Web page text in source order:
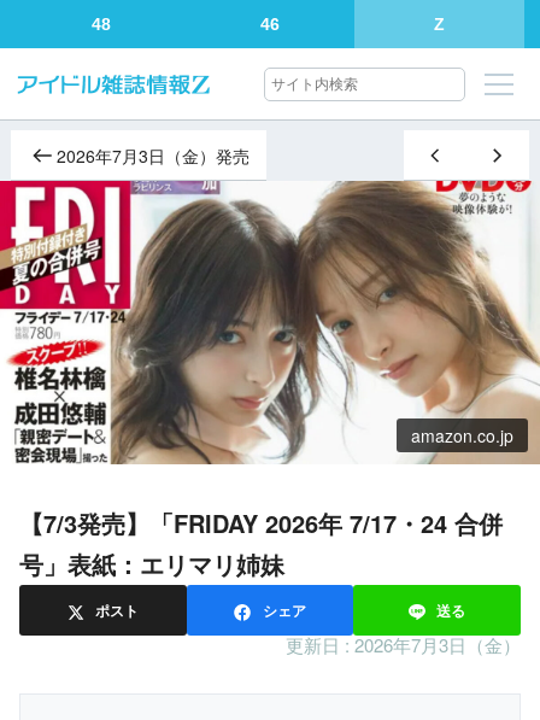
48 46 Z
2026年7月3日（金）発売
amazon.co.jp
【7/3発売】「FRIDAY 2026年 7/17・24 合併
号」表紙：エリマリ姉妹
ポスト シェア 送る
更新日 : 2026年7月3日（金）